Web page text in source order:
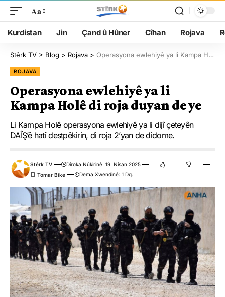
Aa
Kurdistan Jin Çand û Hûner Cîhan Rojava
Stêrk TV > Blog > Rojava > Operasyona ewlehiyê ya li Kampa Holê di roja duyan de ye
ROJAVA
Operasyona ewlehiyê ya li
Kampa Holê di roja duyan de ye
Li Kampa Holê operasyona ewlehiyê ya li dijî çeteyên
DAÎŞ’ê hatî destpêkirin, di roja 2’yan de didome.
Stêrk TV
Dîroka Nûkirinê: 19. Nîsan 2025
Dema Xwendinê: 1 Dq.